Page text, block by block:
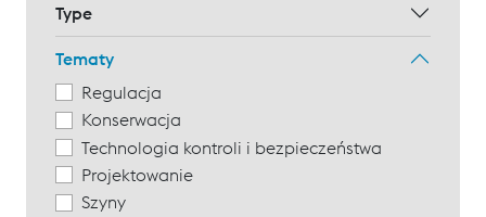
Type
Tematy
Regulacja
Konserwacja
Technologia kontroli i bezpieczeństwa
Projektowanie
Szyny